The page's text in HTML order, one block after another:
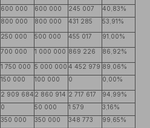
600 000 600 000 245 007
40,83%
800 000 800 000 431 285 53,91%
250 000 500 000 455 017 91,00%
700 000 1 000 000 869 226 86,92%
1 750 000 5 000 000 4 452 979 89,06%
150 000 100 000 0 0,00%
2 909 684 2 860 914 2 717 617
94,99%
0 50 000 1 579
3,16%
350 000 350 000 348 773
99,65%